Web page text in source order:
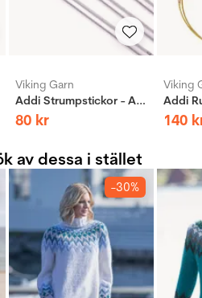
Viking Garn
Addi Strumpstickor - Aluminium
80 kr
Viking
140
av dessa i stället
-30%